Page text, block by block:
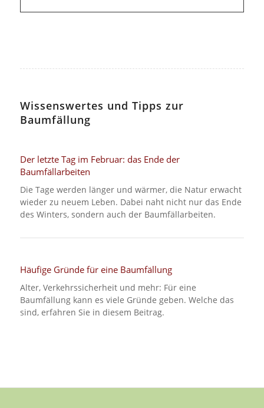
Wissenswertes und Tipps zur
Baumfällung
Der letzte Tag im Februar: das Ende der
Baumfällarbeiten
Die Tage werden länger und wärmer, die Natur erwacht
wieder zu neuem Leben. Dabei naht nicht nur das Ende
des Winters, sondern auch der Baumfällarbeiten.
Häufige Gründe für eine Baumfällung
Alter, Verkehrssicherheit und mehr: Für eine
Baumfällung kann es viele Gründe geben. Welche das
sind, erfahren Sie in diesem Beitrag.